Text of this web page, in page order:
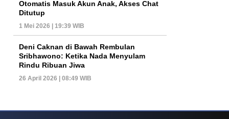
Otomatis Masuk Akun Anak, Akses Chat
Ditutup
1 Mei 2026 | 19:39 WIB
Deni Caknan di Bawah Rembulan
Sribhawono: Ketika Nada Menyulam
Rindu Ribuan Jiwa
26 April 2026 | 08:49 WIB